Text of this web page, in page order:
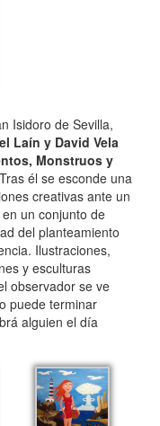
Isidoro de Sevilla,
Laín y David Vela
Monstruos y
Tras él se esconde una
creativas ante un
un conjunto de
del planteamiento
Ilustraciones,
y esculturas
observador se ve
puede terminar
alguien el día